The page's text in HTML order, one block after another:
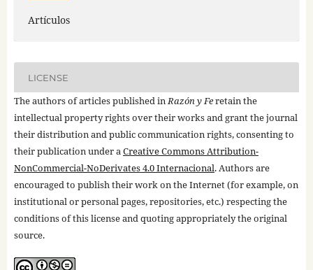
Artículos
LICENSE
The authors of articles published inRazón y Feretain the
intellectual property rights over their works and grant the journal
their distribution and public communication rights, consenting to
their publication under aCreative Commons Attribution-
NonCommercial-NoDerivates 4.0 Internacional. Authors are
encouraged to publish their work on the Internet (for example, on
institutional or personal pages, repositories, etc.) respecting the
conditions of this license and quoting appropriately the original
source.